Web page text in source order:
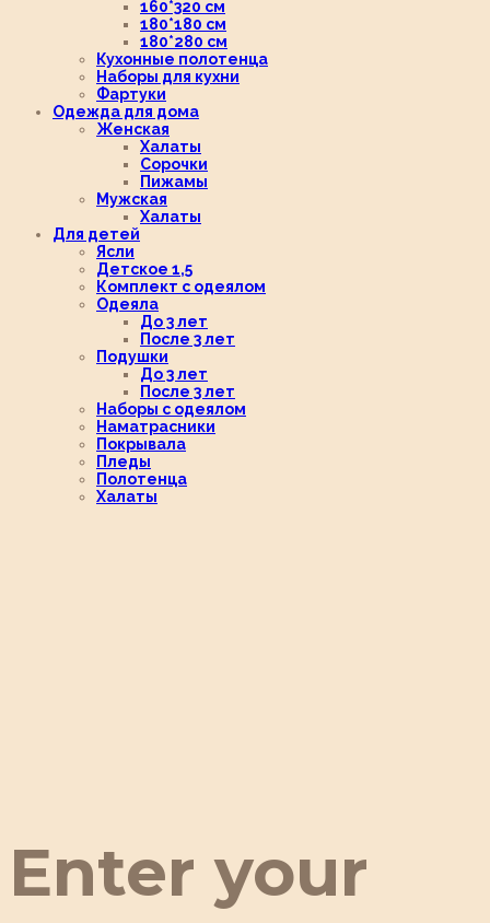
160*320 см
180*180 см
180*280 см
Кухонные полотенца
Наборы для кухни
Фартуки
Одежда для дома
Женская
Халаты
Сорочки
Пижамы
Мужская
Халаты
Для детей
Ясли
Детское 1,5
Комплект с одеялом
Одеяла
До 3 лет
После 3 лет
Подушки
До 3 лет
После 3 лет
Наборы с одеялом
Наматрасники
Покрывала
Пледы
Полотенца
Халаты
Enter your